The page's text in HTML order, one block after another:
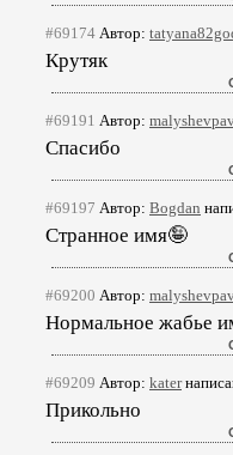
#69174 Автор:
Крутяк
#69191 Автор:
Спасибо
#69197 Автор: Bogdan
Странное имя🤪
#69200 Автор:
Нормальное жабье
#69209 Автор: kater
Прикольно